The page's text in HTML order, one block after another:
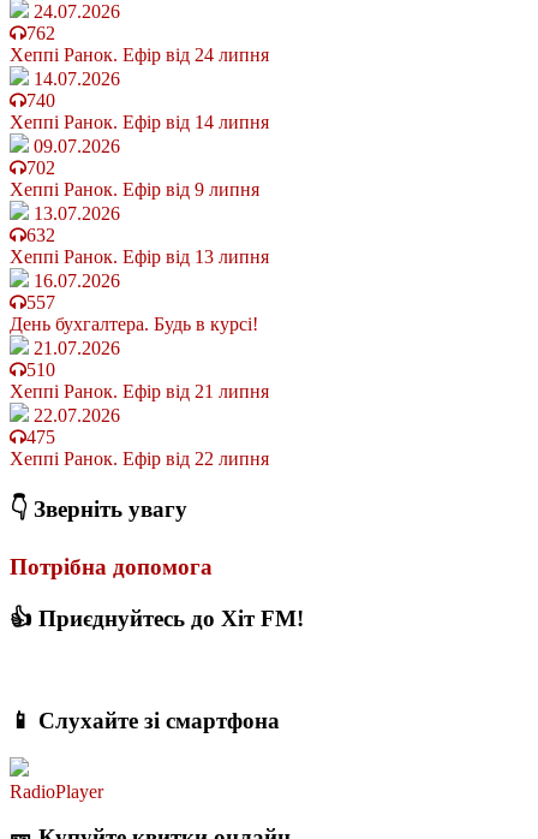
24.07.2026
762
Хеппі Ранок. Ефір від 24 липня
14.07.2026
740
Хеппі Ранок. Ефір від 14 липня
09.07.2026
702
Хеппі Ранок. Ефір від 9 липня
13.07.2026
632
Хеппі Ранок. Ефір від 13 липня
16.07.2026
557
День бухгалтера. Будь в курсі!
21.07.2026
510
Хеппі Ранок. Ефір від 21 липня
22.07.2026
475
Хеппі Ранок. Ефір від 22 липня
👇 Зверніть увагу
Потрібна допомога
👍 Приєднуйтесь до Хіт FM!
📱 Слухайте зі смартфона
RadioPlayer